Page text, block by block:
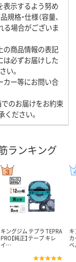
表示するよう努め
格・仕様（容量、
る場合がございま
の商品情報の表記
は必ずお届けした
い。
カー等にお問い合
でのお届けをお約束
ださい。
筋ランキング
キングジム テプラ TEPRA
PRO【純正】テープ キレ
イ…